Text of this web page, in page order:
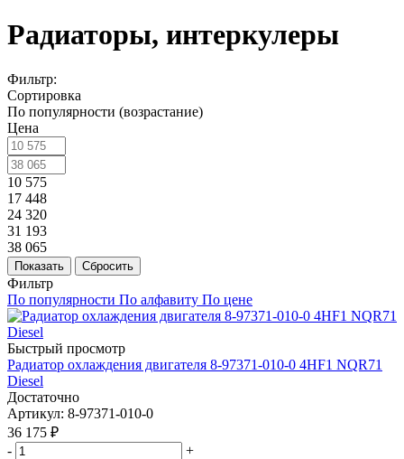
Радиаторы, интеркулеры
Фильтр:
Сортировка
По популярности (возрастание)
Цена
10 575
17 448
24 320
31 193
38 065
Показать Сбросить
Фильтр
По популярности По алфавиту По цене
Быстрый просмотр
Радиатор охлаждения двигателя 8-97371-010-0 4HF1 NQR71
Diesel
Достаточно
Артикул: 8-97371-010-0
36 175 ₽
-
+